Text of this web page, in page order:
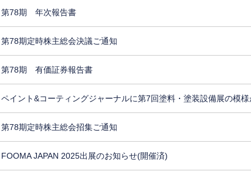
第78期 年次報告書
第78期定時株主総会決議ご通知
第78期 有価証券報告書
ペイント&コーティングジャーナルに第7回塗料・塗装設備展の模
第78期定時株主総会招集ご通知
FOOMA JAPAN 2025出展のお知らせ(開催済)